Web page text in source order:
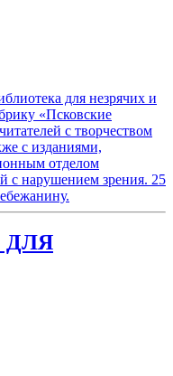
для незрячих и
«Псковские
с творчеством
с изданиями,
отделом
с нарушением зрения. 25
ДЛЯ